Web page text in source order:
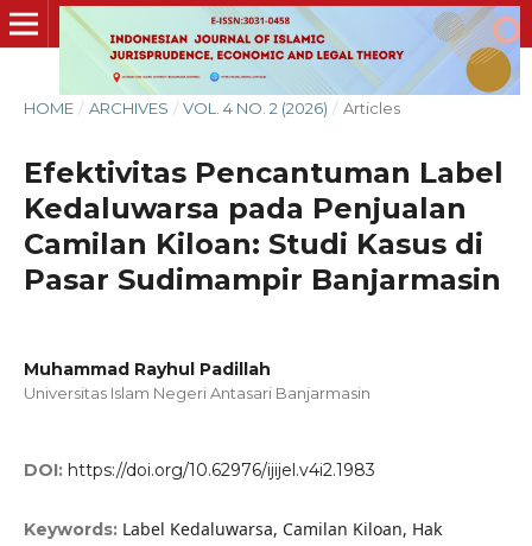
HOME / ARCHIVES / VOL. 4 NO. 2 (2026) / Articles
Efektivitas Pencantuman Label
Kedaluwarsa pada Penjualan
Camilan Kiloan: Studi Kasus di
Pasar Sudimampir Banjarmasin
Muhammad Rayhul Padillah
Universitas Islam Negeri Antasari Banjarmasin
DOI: https://doi.org/10.62976/ijijel.v4i2.1983
Keywords: Label Kedaluwarsa, Camilan Kiloan, Hak